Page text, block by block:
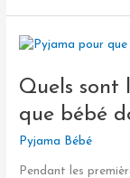
Quels sont
que bébé
Pyjama Bébé
Pendant les
Quels
les
meilleurs
pyjamas
pour
que